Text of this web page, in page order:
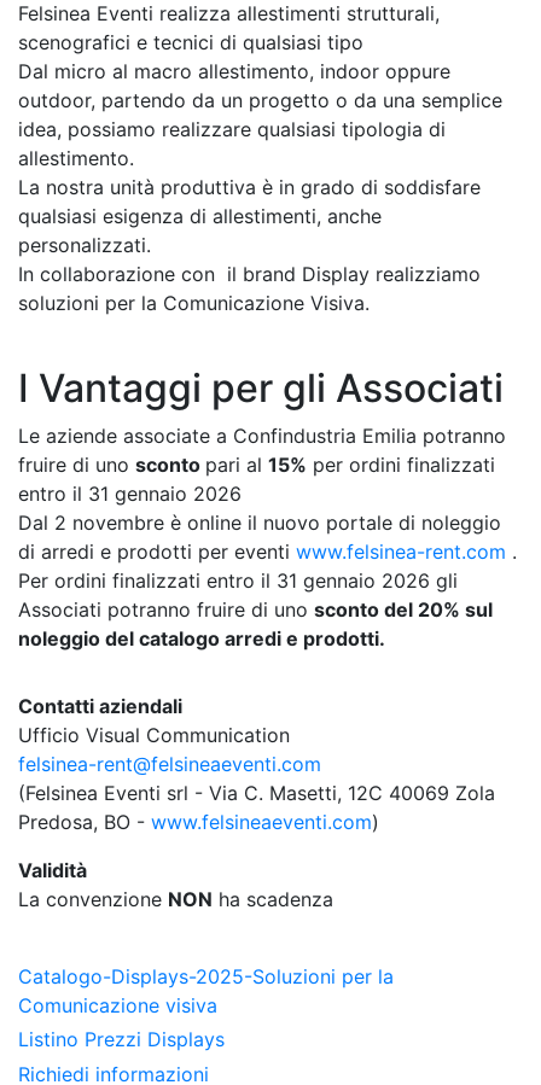
Contatti aziendali
Ufficio Visual Communication
felsinea-rent@felsineaeventi.com
(Felsinea Eventi srl - Via C. Masetti, 12C 40069 Zola
Predosa, BO - www.felsineaeventi.com)
Validità
La convenzione NON ha scadenza
Catalogo-Displays-2025-Soluzioni per la
Comunicazione visiva
Listino Prezzi Displays
Richiedi informazioni
Felsinea Eventi realizza allestimenti strutturali,
scenografici e tecnici di qualsiasi tipo
Dal micro al macro allestimento, indoor oppure
outdoor, partendo da un progetto o da una semplice
idea, possiamo realizzare qualsiasi tipologia di
allestimento.
La nostra unità produttiva è in grado di soddisfare
qualsiasi esigenza di allestimenti, anche
personalizzati.
In collaborazione con il brand Display realizziamo
soluzioni per la Comunicazione Visiva.
I Vantaggi per gli Associati
Le aziende associate a Confindustria Emilia potranno
fruire di uno sconto pari al 15% per ordini finalizzati
entro il 31 gennaio 2026
Dal 2 novembre è online il nuovo portale di noleggio
di arredi e prodotti per eventi www.felsinea-rent.com .
Per ordini finalizzati entro il 31 gennaio 2026 gli
Associati potranno fruire di uno sconto del 20% sul
noleggio del catalogo arredi e prodotti.